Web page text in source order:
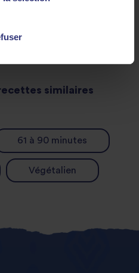
similaires
61 à 90 minutes
Végétalien